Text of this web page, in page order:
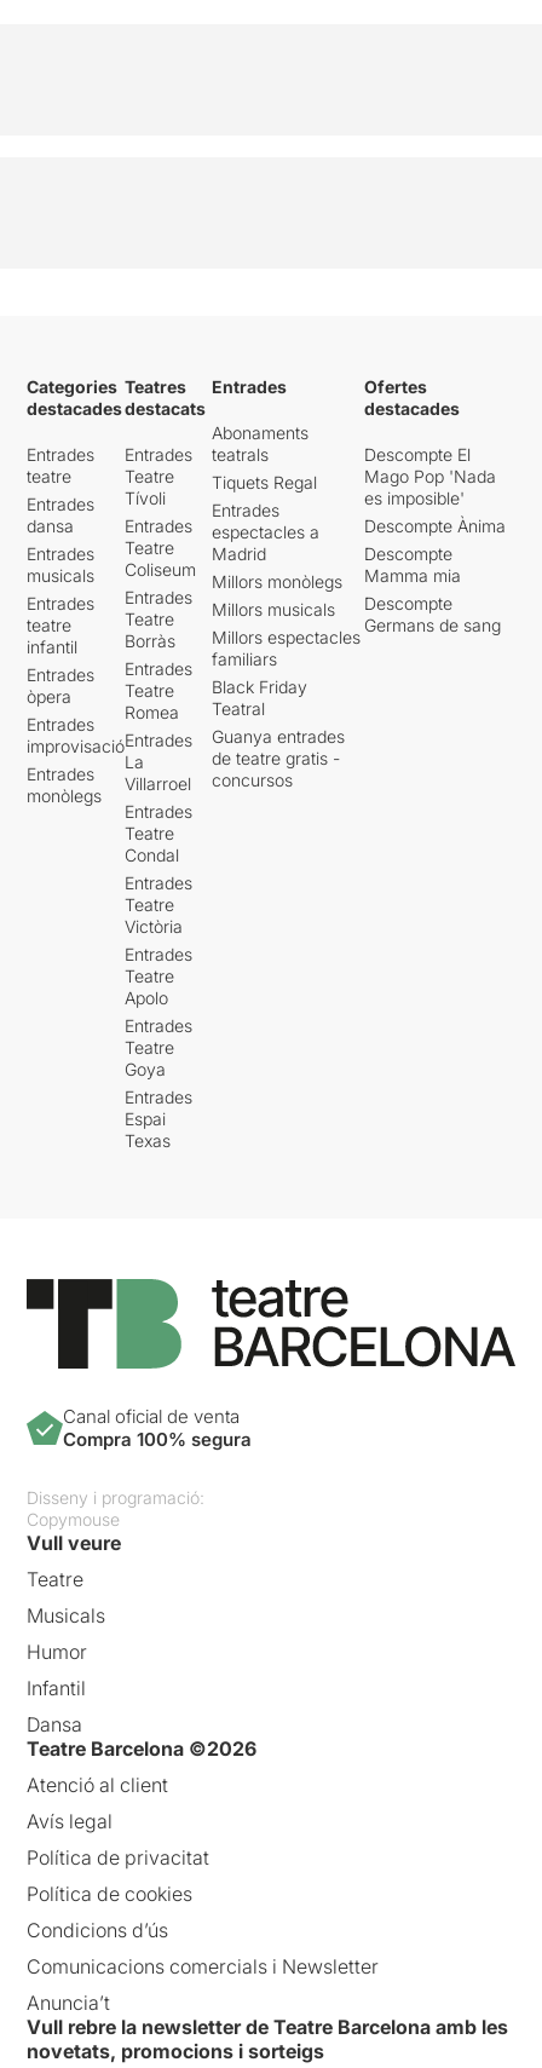
Categories
destacades
Entrades
teatre
Entrades
dansa
Entrades
musicals
Entrades
teatre
infantil
Entrades
òpera
Entrades
improvisació
Entrades
monòlegs
Teatres
destacats
Entrades
Teatre
Tívoli
Entrades
Teatre
Coliseum
Entrades
Teatre
Borràs
Entrades
Teatre
Romea
Entrades
La
Villarroel
Entrades
Teatre
Condal
Entrades
Teatre
Victòria
Entrades
Teatre
Apolo
Entrades
Teatre
Goya
Entrades
Espai
Texas
Entrades
Abonaments
teatrals
Tiquets Regal
Entrades
espectacles a
Madrid
Millors monòlegs
Millors musicals
Millors espectacles
familiars
Black Friday
Teatral
Guanya entrades
de teatre gratis -
concursos
Ofertes
destacades
Descompte El
Mago Pop 'Nada
es imposible'
Descompte Ànima
Descompte
Mamma mia
Descompte
Germans de sang
Canal oficial de venta
Compra 100% segura
Disseny i programació:
Copymouse
Vull veure
Teatre
Musicals
Humor
Infantil
Dansa
Teatre Barcelona ©2026
Atenció al client
Avís legal
Política de privacitat
Política de cookies
Condicions d’ús
Comunicacions comercials i Newsletter
Anuncia’t
Vull rebre la newsletter de Teatre Barcelona amb les
novetats, promocions i sorteigs